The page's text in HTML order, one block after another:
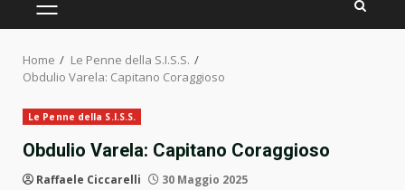
PRIMARY
Home
Le Penne della S.I.S.S.
Obdulio Varela: Capitano Coraggioso
Le Penne della S.I.S.S.
Obdulio Varela: Capitano Coraggioso
Raffaele Ciccarelli 30 Maggio 2025